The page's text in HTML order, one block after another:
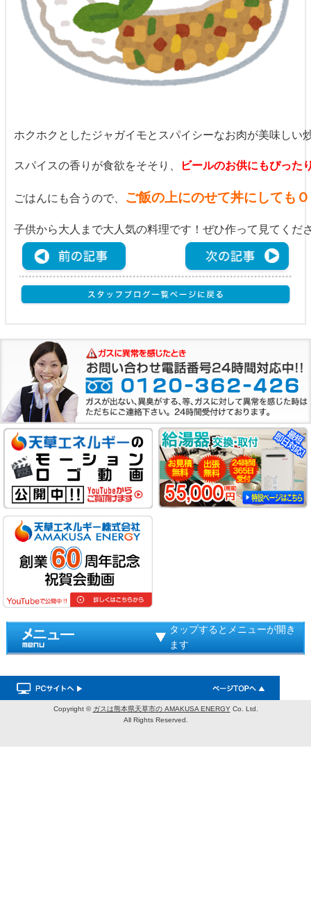
ホクホクとしたジャガイモとスパイシーなお肉が美味しい
スパイスの香りが食欲をそそり、 ビールのお供にもぴった
ごはんにも合うので、 ご飯の上にのせて丼にしても
子供から大人まで大人気の料理です！ぜひ作って見てくだ
タップするとメニューが開き
ます
Copyright © ガスは熊本県天草市の AMAKUSA ENERGYCo. Ltd.
All Rights Reserved.